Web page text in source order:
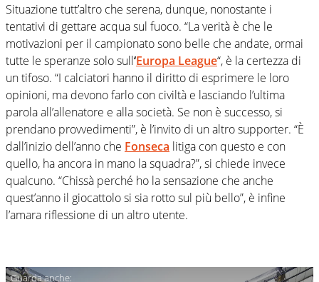
Situazione tutt’altro che serena, dunque, nonostante i
tentativi di gettare acqua sul fuoco. “La verità è che le
motivazioni per il campionato sono belle che andate, ormai
tutte le speranze solo sull‘Europa League“, è la certezza di
un tifoso. “I calciatori hanno il diritto di esprimere le loro
opinioni, ma devono farlo con civiltà e lasciando l’ultima
parola all’allenatore e alla società. Se non è successo, si
prendano provvedimenti”, è l’invito di un altro supporter. “È
dall’inizio dell’anno che Fonseca litiga con questo e con
quello, ha ancora in mano la squadra?”, si chiede invece
qualcuno. “Chissà perché ho la sensazione che anche
quest’anno il giocattolo si sia rotto sul più bello”, è infine
l’amara riflessione di un altro utente.